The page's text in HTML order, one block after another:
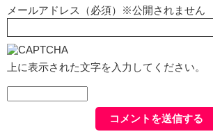
メールアドレス（必須）※公開されません
上に表示された文字を入力してください。